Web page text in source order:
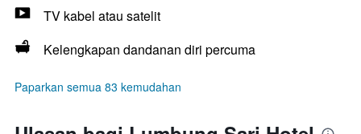
TV kabel atau satelit
Kelengkapan dandanan diri percuma
Paparkan semua 83 kemudahan